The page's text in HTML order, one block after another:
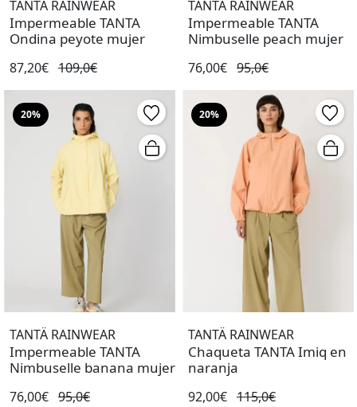
TANTÄ RAINWEAR
Impermeable TANTA
Ondina peyote mujer
87,20€ 109,0€
TANTÄ RAINWEAR
Impermeable TANTA
Nimbuselle peach mujer
76,00€ 95,0€
20%
TANTÄ RAINWEAR
Impermeable TANTA
Nimbuselle banana mujer
76,00€ 95,0€
20%
TANTÄ RAINWEAR
Chaqueta TANTA Imiq en
naranja
92,00€ 115,0€